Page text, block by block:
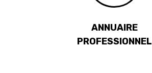
ANNUAIRE
PROFESSIONNEL